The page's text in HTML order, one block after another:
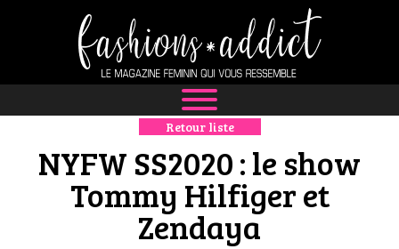
NEWS
MODE
LUXE
Retour liste
NYFW SS2020 : le show
Tommy Hilfiger et
Zendaya